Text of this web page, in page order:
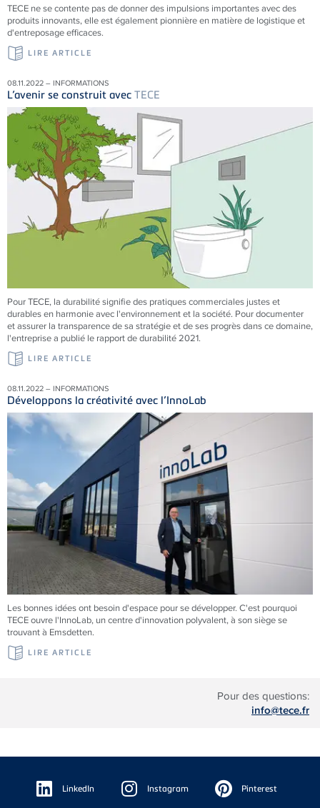
Pour des questions:
info@tece.fr
TECE ne se contente pas de donner des impulsions importantes avec des
produits innovants, elle est également pionnière en matière de logistique et
d'entreposage efficaces.
LIRE ARTICLE
08.11.2022 – INFORMATIONS
L’avenir se construit avec TECE
PourTECE, la durabilité signifie des pratiques commerciales justes et
durables en harmonie avec l'environnement et la société. Pour documenter
et assurer la transparence de sa stratégie et de ses progrès dans ce domaine,
l'entreprise a publié le rapport de durabilité 2021.
LIRE ARTICLE
08.11.2022 – INFORMATIONS
Développons la créativité avec l’InnoLab
Les bonnes idées ont besoin d'espace pour se développer. C'est pourquoi
TECEouvre l'InnoLab, un centre d'innovation polyvalent, à son siège se
trouvant à Emsdetten.
LIRE ARTICLE
Floating
Sidebar LinkedIn Instagram Pinterest